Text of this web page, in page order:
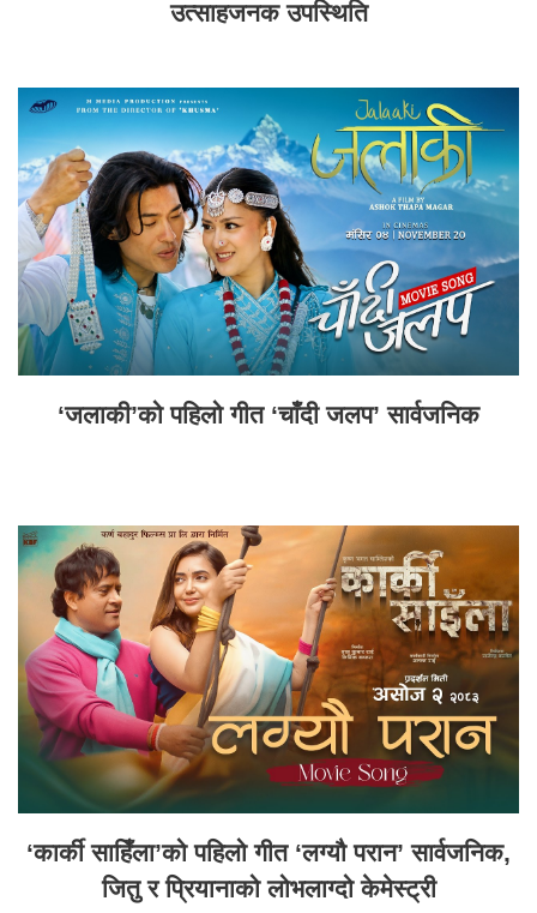
उत्साहजनक उपस्थिति
‘जलाकी’को पहिलो गीत ‘चाँदी जलप’ सार्वजनिक
‘कार्की साहिँला’को पहिलो गीत ‘लग्यौ परान’ सार्वजनिक,
जितु र प्रियानाको लोभलाग्दो केमेस्ट्री